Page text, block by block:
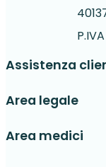
Assistenza
Area legale
Area medici